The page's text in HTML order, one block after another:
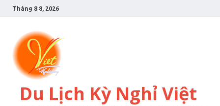
Tháng 8 8, 2026
Du Lịch Kỳ Nghỉ Việt